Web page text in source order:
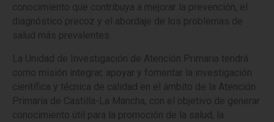
conocimiento que contribuya a mejorar la prevención, el
diagnóstico precoz y el abordaje de los problemas de
salud más prevalentes.
La Unidad de Investigación de Atención Primaria tendrá
como misión integrar, apoyar y fomentar la investigación
científica y técnica de calidad en el ámbito de la Atención
Primaria de Castilla-La Mancha, con el objetivo de generar
conocimiento útil para la promoción de la salud, la